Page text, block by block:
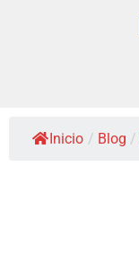
Inicio / Blog /